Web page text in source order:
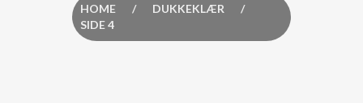
HOME / DUKKEKLÆR
/
SIDE 4